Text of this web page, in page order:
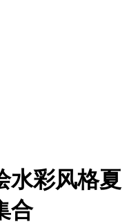
水彩风格夏
合